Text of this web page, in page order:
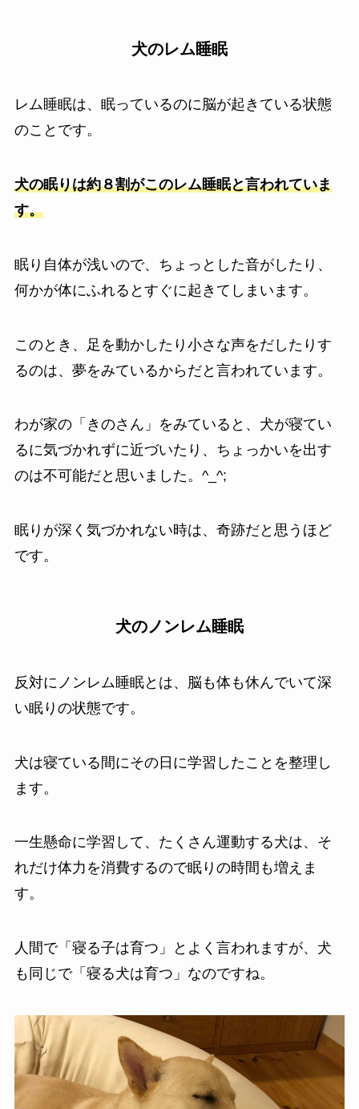
犬のレム睡眠
レム睡眠は、眠っているのに脳が起きている状態
のことです。
犬の眠りは約８割がこのレム睡眠と言われていま
す。
眠り自体が浅いので、ちょっとした音がしたり、
何かが体にふれるとすぐに起きてしまいます。
このとき、足を動かしたり小さな声をだしたりす
るのは、夢をみているからだと言われています。
わが家の「きのさん」をみていると、犬が寝てい
るに気づかれずに近づいたり、ちょっかいを出す
のは不可能だと思いました。^_^;
眠りが深く気づかれない時は、奇跡だと思うほど
です。
犬のノンレム睡眠
反対にノンレム睡眠とは、脳も体も休んでいて深
い眠りの状態です。
犬は寝ている間にその日に学習したことを整理し
ます。
一生懸命に学習して、たくさん運動する犬は、そ
れだけ体力を消費するので眠りの時間も増えま
す。
人間で「寝る子は育つ」とよく言われますが、犬
も同じで「寝る犬は育つ」なのですね。